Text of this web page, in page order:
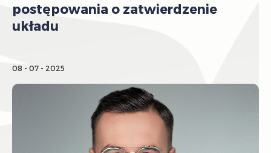
postępowania o zatwierdzenie
układu
08 - 07 - 2025